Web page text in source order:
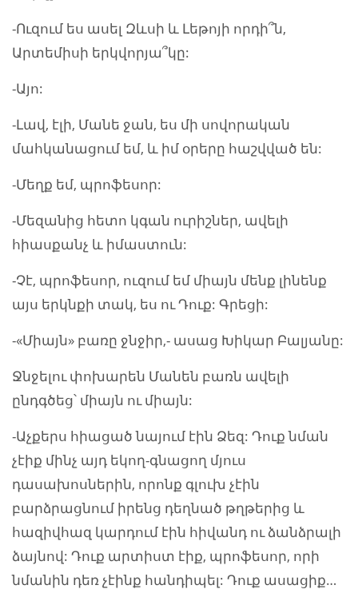
-Ուզում ես ասել Զևսի և Լեթոյի որդի՞ն,
Արտեմիսի երկվորյա՞կը:
-Այո:
-Լավ, էլի, Մանե ջան, ես մի սովորական
մահկանացում եմ, և իմ օրերը հաշվված են:
-Մեղք եմ, պրոֆեսոր:
-Մեզանից հետո կգան ուրիշներ, ավելի
հիասքանչ և իմաստուն:
-Չէ, պրոֆեսոր, ուզում եմ միայն մենք լինենք
այս երկնքի տակ, ես ու Դուք: Գրեցի:
-«Միայն» բառը ջնջիր,- ասաց Խիկար Բալյանը:
Ջնջելու փոխարեն Մանեն բառն ավելի
ընդգծեց՝ միայն ու միայն:
-Աչքերս հիացած նայում էին Ձեզ: Դուք նման
չէիք մինչ այդ եկող-գնացող մյուս
դասախոսներին, որոնք գլուխ չէին
բարձրացնում իրենց դեղնած թղթերից և
հազիվհազ կարդում էին հիվանդ ու ձանձրալի
ձայնով: Դուք արտիստ էիք, պրոֆեսոր, որի
նմանին դեռ չէինք հանդիպել: Դուք ասացիք…